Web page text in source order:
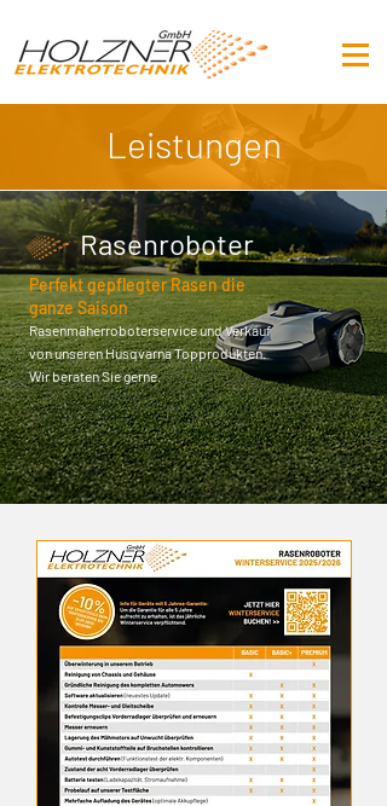
Leistungen
Rasenroboter
Perfekt gepflegter Rasen die
ganze Saison
Rasenmäherroboterservice und Verkauf
von unseren Husqvarna Topprodukten.
Wir beraten Sie gerne.